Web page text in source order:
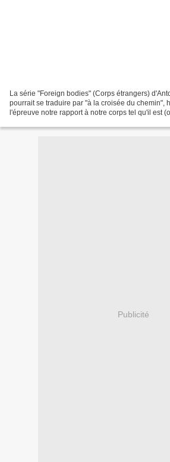
La série "Foreign bodies" (Corps étrangers)
pourrait se traduire par "à la croisée du chemin",
l'épreuve notre rapport à notre corps tel qu'il est
Publicité